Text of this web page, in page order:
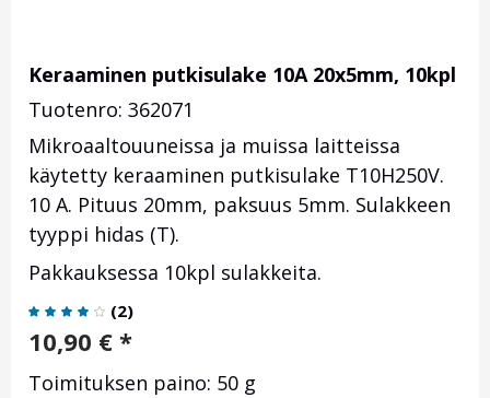
Keraaminen putkisulake 10A 20x5mm, 10kpl
Tuotenro: 362071
Mikroaaltouuneissa ja muissa laitteissa
käytetty keraaminen putkisulake T10H250V.
10 A. Pituus 20mm, paksuus 5mm. Sulakkeen
tyyppi hidas (T).
Pakkauksessa 10kpl sulakkeita.
(2)
10,90 € *
Toimituksen paino: 50 g